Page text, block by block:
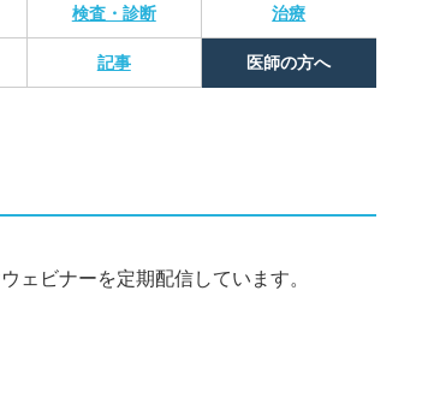
検査・診断 治療
記事 医師の方へ
ェビナーを定期配信しています。